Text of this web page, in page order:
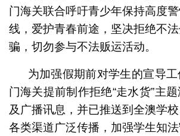
门海关联合呼吁青少年保持高度
线，爱护青春前途，坚决拒绝不
骗，切勿参与不法贩运活动。
为加强假期前对学生的宣导
门海关提前制作拒绝“走水货”主
及广播讯息，并已推送到全澳学
各类渠道广泛传播，加强学生知